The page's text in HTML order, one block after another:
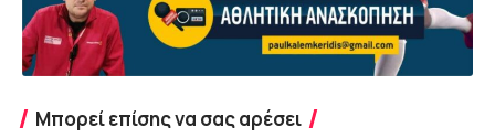
Μπορεί επίσης να σας αρέσει